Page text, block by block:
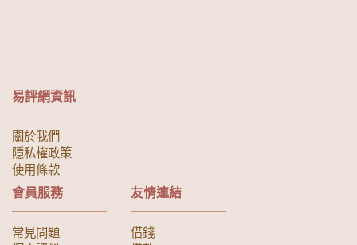
易評網資訊
關於我們
隱私權政策
使用條款
會員服務
常見問題
友情連結
借錢